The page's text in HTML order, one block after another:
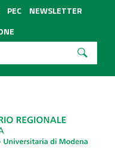
PEC
NEWSLETTER